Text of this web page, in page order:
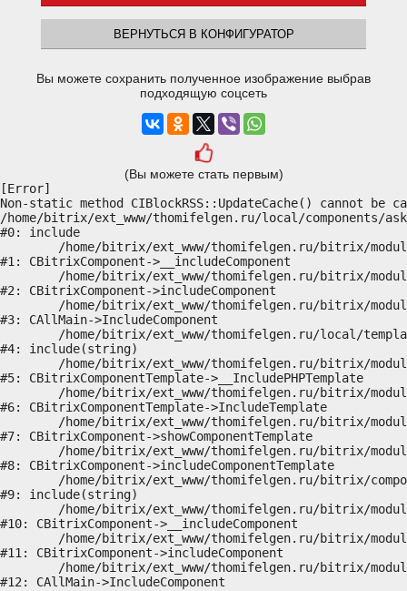
ВЕРНУТЬСЯ В КОНФИГУРАТОР
Вы можете сохранить полученное изображение выбрав
подходящую соцсеть
(Вы можете стать первым)
[Error]
Non-static method CIBlockRSS::UpdateCache() cannot
/home/bitrix/ext_www/thomifelgen.ru/local/components/
#0: include
#1: CBitrixComponent->__includeComponent
#2: CBitrixComponent->includeComponent
#3: CAllMain->IncludeComponent
#4: include(string)
#5: CBitrixComponentTemplate->__IncludePHPTemplate
#6: CBitrixComponentTemplate->IncludeTemplate
#7: CBitrixComponent->showComponentTemplate
#8: CBitrixComponent->includeComponentTemplate
#9: include(string)
#10: CBitrixComponent->__includeComponent
#11: CBitrixComponent->includeComponent
#12: CAllMain->IncludeComponent